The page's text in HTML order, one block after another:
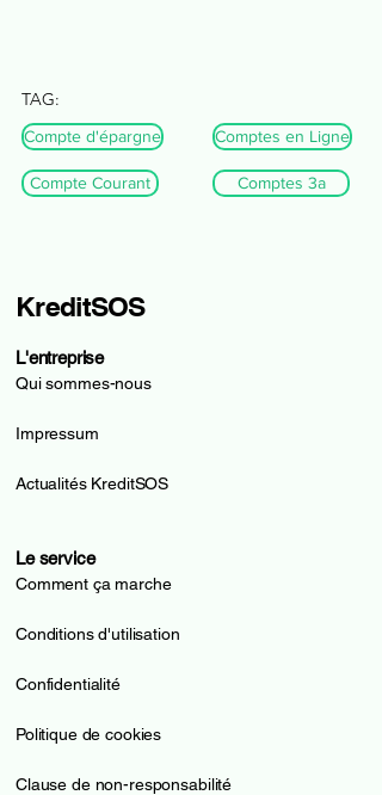
TAG:
Compte d'épargne
Compte Courant
Comptes en Ligne
Comptes 3a
L'entreprise
Qui sommes-nous
Impressum
Actualités KreditSOS
Le service
Comment ça marche
Conditions d'utilisation
Confidentialité
Politique de cookies
Clause de non-responsabilité
KreditSOS